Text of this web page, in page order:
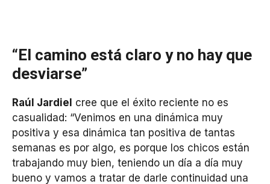
“El camino está claro y no hay que
desviarse”
Raúl Jardiel cree que el éxito reciente no es
casualidad: “Venimos en una dinámica muy
positiva y esa dinámica tan positiva de tantas
semanas es por algo, es porque los chicos están
trabajando muy bien, teniendo un día a día muy
bueno y vamos a tratar de darle continuidad una